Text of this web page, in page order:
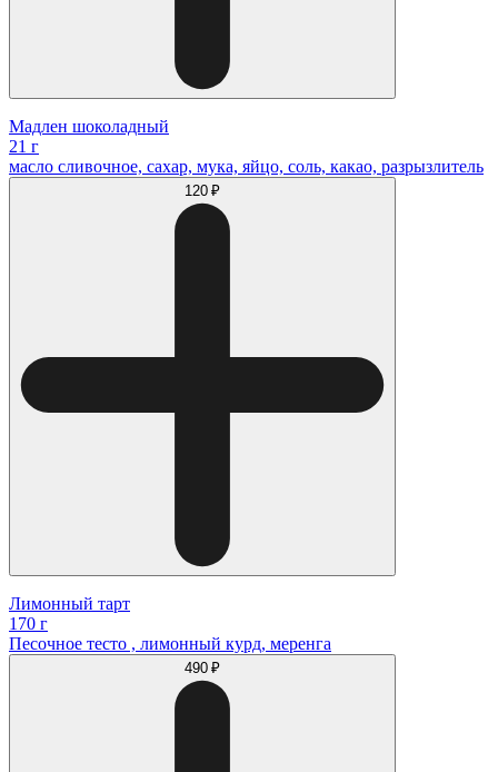
Мадлен шоколадный
21 г
масло сливочное, сахар, мука, яйцо, соль, какао, разрызлитель
120 ₽
Лимонный тарт
170 г
Песочное тесто , лимонный курд, меренга
490 ₽